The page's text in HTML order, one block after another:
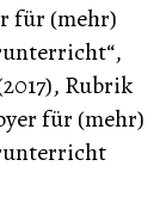
für (mehr)
Rubrik
für (mehr)